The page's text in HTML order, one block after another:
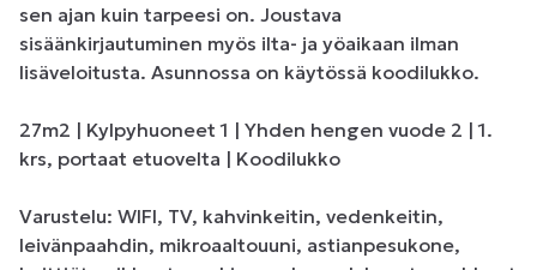
sen ajan kuin tarpeesi on. Joustava
sisäänkirjautuminen myös ilta- ja yöaikaan ilman
lisäveloitusta. Asunnossa on käytössä koodilukko.
27m2 | Kylpyhuoneet 1 | Yhden hengen vuode 2 | 1.
krs, portaat etuovelta | Koodilukko
Varustelu: WIFI, TV, kahvinkeitin, vedenkeitin,
leivänpaahdin, mikroaaltouuni, astianpesukone,